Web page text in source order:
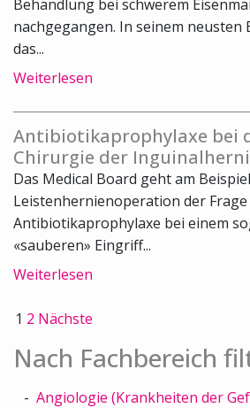
Behandlung bei schwerem
nachgegangen. In seinem neusten
das...
Weiterlesen
Antibiotikaprophylaxe bei
Chirurgie der
Das Medical Board geht am
Leistenhernienoperation der Frage
Antibiotikaprophylaxe bei einem
«sauberen» Eingriff...
Weiterlesen
1 2 Nächste
Nach Fachbereich
Angiologie (Krankheiten der